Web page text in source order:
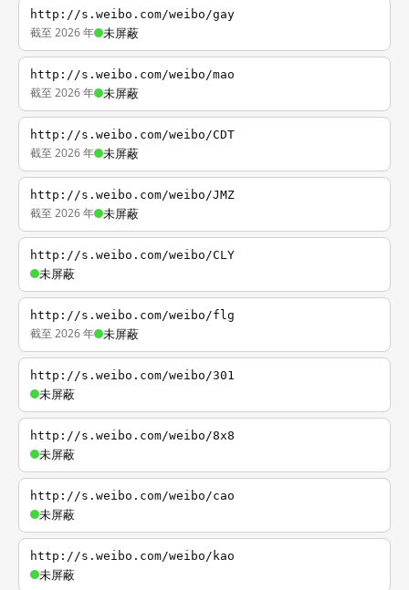
http://s.weibo.com/weibo/gay
截至 2026 年 未屏蔽
http://s.weibo.com/weibo/mao
截至 2026 年 未屏蔽
http://s.weibo.com/weibo/CDT
截至 2026 年 未屏蔽
http://s.weibo.com/weibo/JMZ
截至 2026 年 未屏蔽
http://s.weibo.com/weibo/CLY
未屏蔽
http://s.weibo.com/weibo/flg
截至 2026 年 未屏蔽
http://s.weibo.com/weibo/301
未屏蔽
http://s.weibo.com/weibo/8x8
未屏蔽
http://s.weibo.com/weibo/cao
未屏蔽
http://s.weibo.com/weibo/kao
未屏蔽